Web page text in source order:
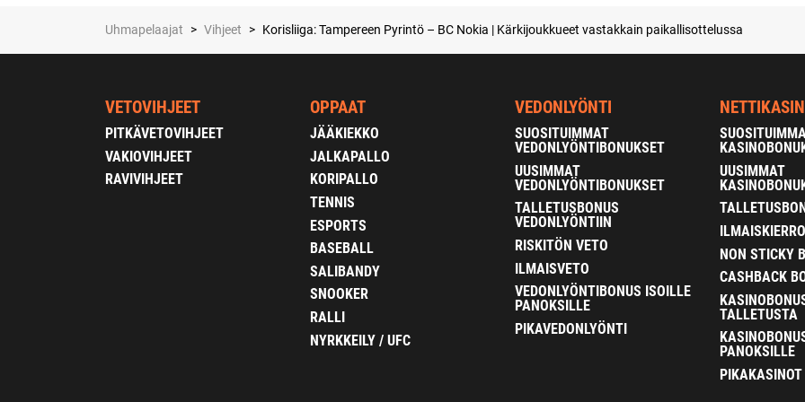
Uhmapelaajat > Vihjeet > Korisliiga: Tampereen Pyrintö – BC Nokia | Kärkijoukkueet vastakkain paikallisottelussa
VETOVIHJEET
PITKÄVETOVIHJEET
VAKIOVIHJEET
RAVIVIHJEET
OPPAAT
JÄÄKIEKKO
JALKAPALLO
KORIPALLO
TENNIS
ESPORTS
BASEBALL
SALIBANDY
SNOOKER
RALLI
NYRKKEILY / UFC
VEDONLYÖNTI
SUOSITUIMMAT
VEDONLYÖNTIBONUKSET
UUSIMMAT
VEDONLYÖNTIBONUKSET
TALLETUSBONUS
VEDONLYÖNTIIN
RISKITÖN VETO
ILMAISVETO
VEDONLYÖNTIBONUS ISOILLE
PANOKSILLE
PIKAVEDONLYÖNTI
UUSIMMAT
NON STICKY
CASHBACK
TALLETUSTA
PANOKSILLE
PIKAKASINOT